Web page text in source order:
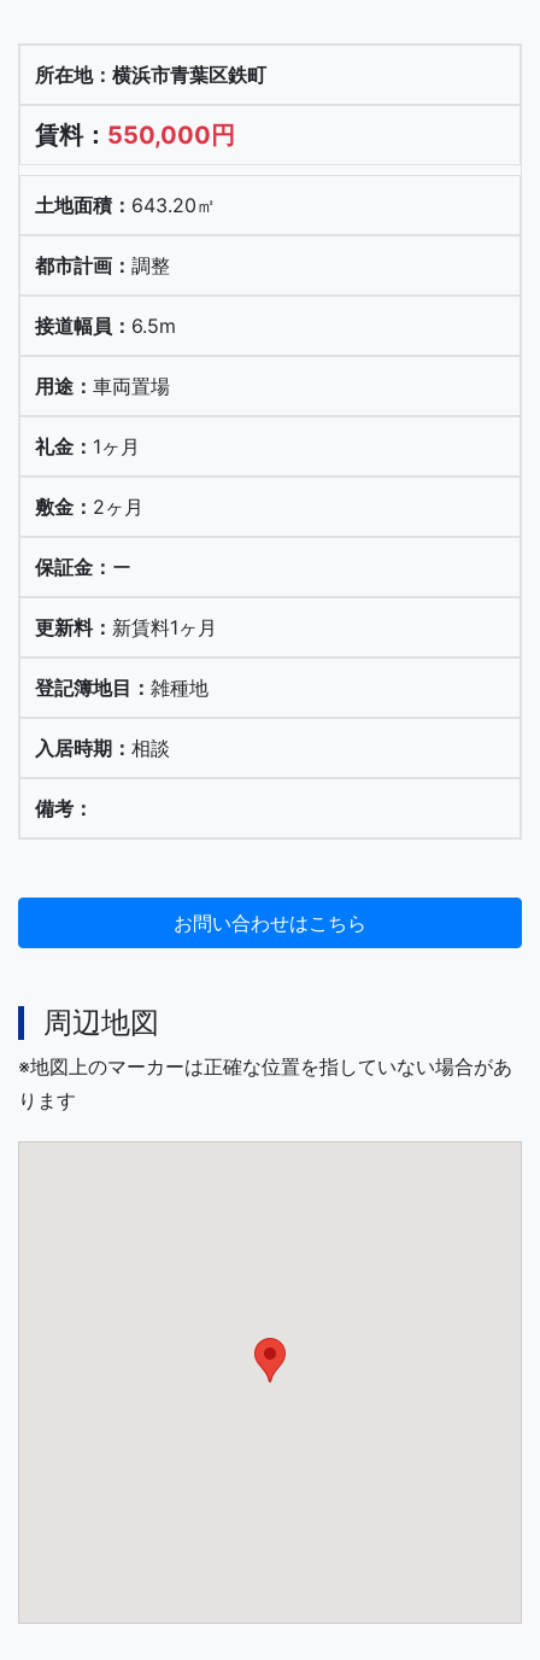
横浜市青葉区鉄町
550,000円
643.20㎡
調整
6.5m
車両置場
1ヶ月
2ヶ月
ー
新賃料1ヶ月
雑種地
相談
周辺地図
※地図上のマーカーは正確な位置を指していない場合があ
ります